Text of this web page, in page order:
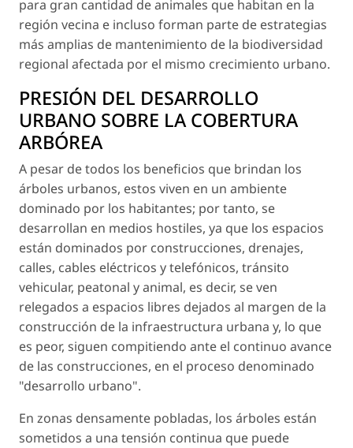
para gran cantidad de animales que habitan en la
región vecina e incluso forman parte de estrategias
más amplias de mantenimiento de la biodiversidad
regional afectada por el mismo crecimiento urbano.
PRESIÓN DEL DESARROLLO
URBANO SOBRE LA COBERTURA
ARBÓREA
A pesar de todos los beneficios que brindan los
árboles urbanos, estos viven en un ambiente
dominado por los habitantes; por tanto, se
desarrollan en medios hostiles, ya que los espacios
están dominados por construcciones, drenajes,
calles, cables eléctricos y telefónicos, tránsito
vehicular, peatonal y animal, es decir, se ven
relegados a espacios libres dejados al margen de la
construcción de la infraestructura urbana y, lo que
es peor, siguen compitiendo ante el continuo avance
de las construcciones, en el proceso denominado
"desarrollo urbano".
En zonas densamente pobladas, los árboles están
sometidos a una tensión continua que puede